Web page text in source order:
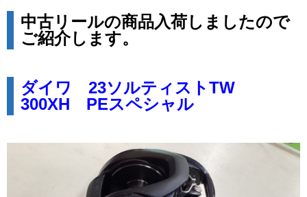
中古リールの商品入荷しましたので
ご紹介します。
ダイワ 23ソルティストTW
300XH PEスペシャル